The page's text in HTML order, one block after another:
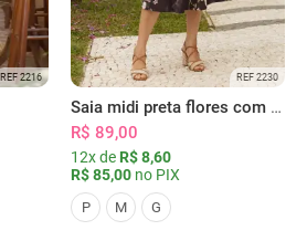
REF 2216 REF 2230
Saia midi preta flores com bolsos
R$ 89,00
12x de R$ 8,60
R$ 85,00 no PIX
P M G